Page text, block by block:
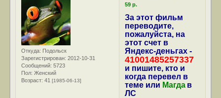
Откуда: Подольск
Зарегистрирован: 2012-10-31
Сообщений: 5723
Пол: Женский
Возраст: 41[1985-06-13]
59 р.
За этот фильм
переводите,
пожалуйста, на
этот счет в
Яндекс-деньгах -
41001485257337
и пишите, кто и
когда перевел в
теме или Магда в
ЛС